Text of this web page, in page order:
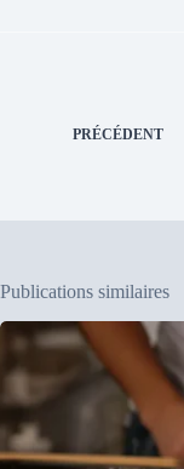
PRÉCÉDENT
Publications similaires